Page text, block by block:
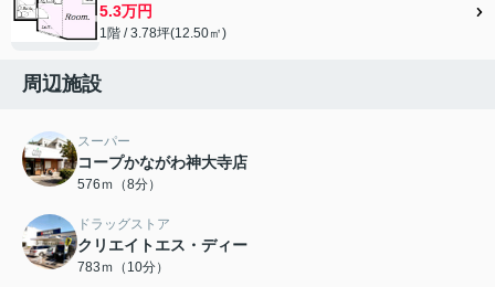
5.3万円
1階 / 3.78坪(12.50㎡)
周辺施設
スーパー
コープかながわ神大寺店
576ｍ（8分）
ドラッグストア
クリエイトエス・ディー
783ｍ（10分）